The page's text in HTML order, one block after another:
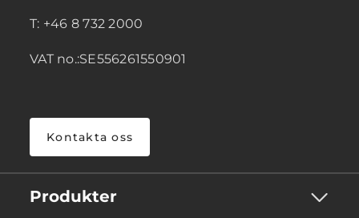
T: +46 8 732 2000
VAT no.:SE556261550901
Kontakta oss
Produkter